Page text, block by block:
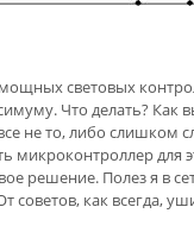
световых
Что делать? Как
не то, либо слишком
для
решение. Полез я в
как всегда,